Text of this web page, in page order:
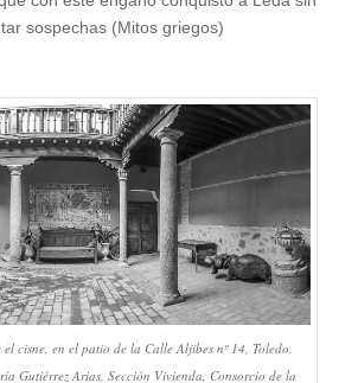
sospechas (Mitos griegos)
cisne, en el patio de la Calle Aljibes nº 14, Toledo.
Gutiérrez Arias, Sección Vivienda, Consorcio de la